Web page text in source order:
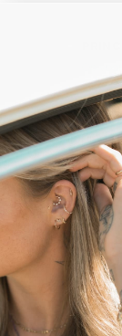
Op
SHIPPING &
Free shipping
Orders under
For a full
ourShipping
RECENT